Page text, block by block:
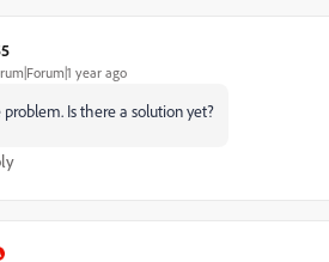
year ago
Is there a solution yet?